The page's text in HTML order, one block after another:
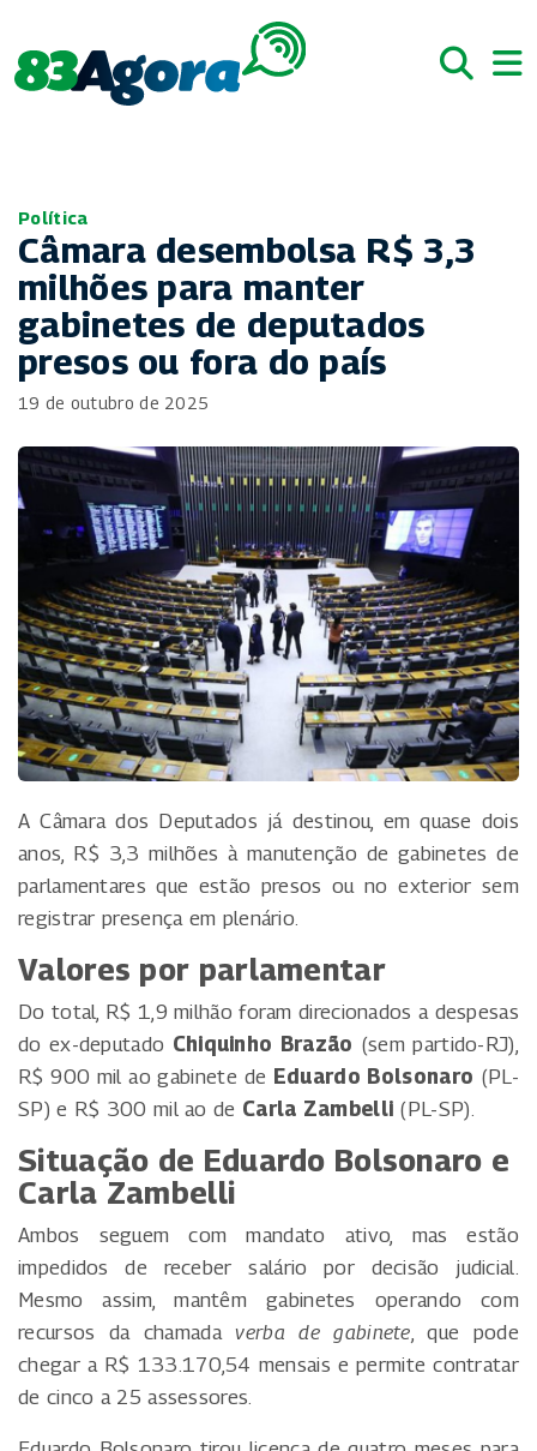
Política
Câmara desembolsa R$ 3,3
milhões para manter
gabinetes de deputados
presos ou fora do país
19 de outubro de 2025
A Câmara dos Deputados já destinou, em quase dois
anos, R$ 3,3 milhões à manutenção de gabinetes de
parlamentares que estão presos ou no exterior sem
registrar presença em plenário.
Valores por parlamentar
Do total, R$ 1,9 milhão foram direcionados a despesas
do ex-deputado Chiquinho Brazão (sem partido-RJ),
R$ 900 mil ao gabinete de Eduardo Bolsonaro (PL-
SP) e R$ 300 mil ao de Carla Zambelli (PL-SP).
Situação de Eduardo Bolsonaro e
Carla Zambelli
Ambos seguem com mandato ativo, mas estão
impedidos de receber salário por decisão judicial.
Mesmo assim, mantêm gabinetes operando com
recursos da chamadaverba de gabinete , que pode
chegar a R$ 133.170,54 mensais e permite contratar
de cinco a 25 assessores.